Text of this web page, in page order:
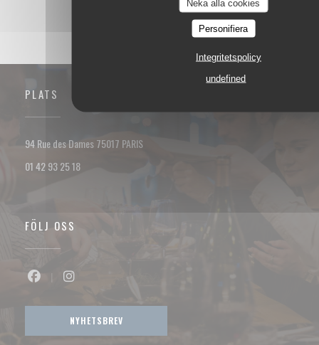
Neka alla cookies
Personifiera
Integritetspolicy
undefined
PLATS
94 Rue des Dames 75017 PARIS((öppnas i ett nytt fönster))
01 42 93 25 18
FÖLJ OSS
Facebook ((öppnas i ett nytt fönster))
NYHETSBREV